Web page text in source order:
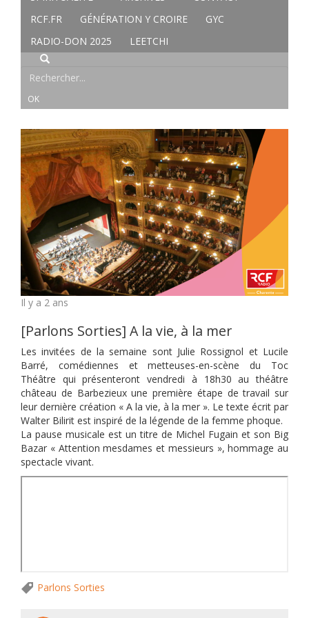
RCF.FR
GÉNÉRATION Y CROIRE
GYC
RADIO-DON 2025
LEETCHI
Il y a 2 ans
[Parlons Sorties] A la vie, à la mer
Les invitées de la semaine sont Julie Rossignol et Lucile
Barré, comédiennes et metteuses-en-scène du Toc
Théâtre qui présenteront vendredi à 18h30 au théâtre
château de Barbezieux une première étape de travail sur
leur dernière création « A la vie, à la mer ». Le texte écrit par
Walter Bilirit est inspiré de la légende de la femme phoque.
La pause musicale est un titre de Michel Fugain et son Big
Bazar « Attention mesdames et messieurs », hommage au
spectacle vivant.
Parlons Sorties